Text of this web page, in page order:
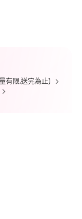
有限,送完為止)